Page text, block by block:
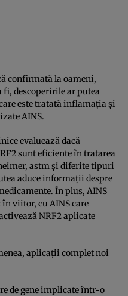
confirmată la oameni,
fi, descoperirile ar putea
este tratată inflamația și
AINS.
evaluează dacă
sunt eficiente în tratarea
astm și diferite tipuri
aduce informații despre
În plus, AINS
viitor, cu AINS care
NRF2 aplicate
aplicații complet noi
de gene implicate într-o